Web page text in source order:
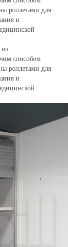
из
способом
роллетами для
и